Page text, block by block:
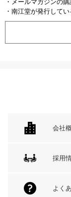
・メールマガジンの
・南江堂が発行して
会社
採用
よく